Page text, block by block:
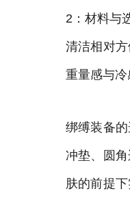
2：材料与
清洁相对
重量感与冷
绑缚装备
冲垫、圆
肤的前提